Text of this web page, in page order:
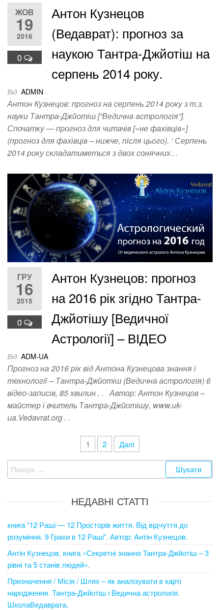
ЖОВ
19
2016
0
Антон Кузнецов
(Ведаврат): прогноз за
наукою Тантра-Джйотіш на
серпень 2014 року.
Від ADMIN
Антон Кузнецов: прогноз на серпень 2014 року з т.з.
науки Тантра-Джйотіш [“Ведична астрологія”].
Спочатку — прогноз для читачів [«не фахівців»]
(прогноз для фахівців – нижче, після цього). ‘ Серпень
2014 року складатиметься з двох сонячних…
ГРУ
16
2015
0
Антон Кузнецов: прогноз
на 2016 рік згідно Тантра-
Джйотішу [Ведичної
Астрології] – ВІДЕО
Від ADM-UA
Прогноз на 2016 рік від Антона Кузнецова знання і
технології – Тантра-Джйотіш (Ведична астрологія) 6
відео-записів, 85 хвилин . . Автор: Антон Кузнецов –
майстер і вчитель Тантра-Джйотішу, www.uk-
ua.Vedavrat.org . .
записів
1 2 Далі
Пошук:
НЕДАВНІ СТАТТІ
книга “12 Раші — 12 Просторів життя. Від відчуття до
розуміння. 9 Грахи в 12 Раші”. Автор: Антін Кузнецов.
Антін Кузнецов, книга «Секретні знання Тантра-Джйотіш – 3
рівні та 5 станів людей».
Призначення / Місія / Шлях – як аналізувати в карті
народження. Тантра-Джйотіш і Ведична астрологія.
ШколаВедаврата.